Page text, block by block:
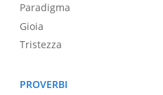
Paradigma
Gioia
Tristezza
PROVERBI